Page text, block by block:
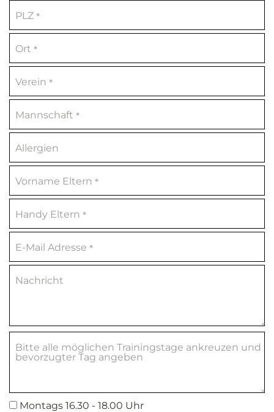
PLZ *
Ort *
Verein *
Mannschaft *
Allergien
Vorname Eltern *
Handy Eltern *
E-Mail Adresse *
Nachricht
Bitte alle möglichen Trainingstage ankreuzen und
bevorzugter Tag angeben
Montags 16.30 - 18.00 Uhr